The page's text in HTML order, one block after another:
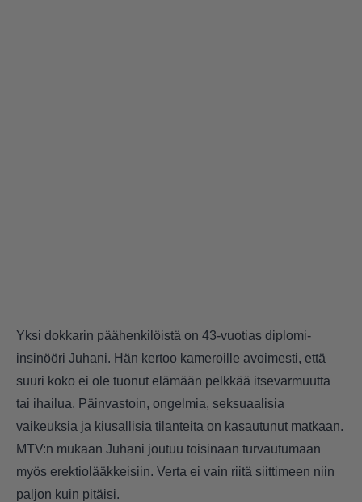
Yksi dokkarin päähenkilöistä on 43-vuotias diplomi-
insinööri Juhani. Hän kertoo kameroille avoimesti, että
suuri koko ei ole tuonut elämään pelkkää itsevarmuutta
tai ihailua. Päinvastoin, ongelmia, seksuaalisia
vaikeuksia ja kiusallisia tilanteita on kasautunut matkaan.
MTV:n mukaan Juhani joutuu toisinaan turvautumaan
myös erektiolääkkeisiin. Verta ei vain riitä siittimeen niin
paljon kuin pitäisi.